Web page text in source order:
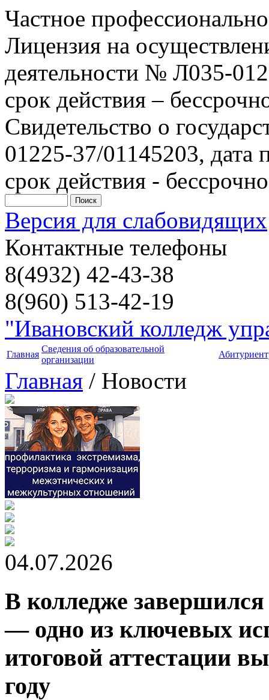
Частное
Лицензия на
деятельности № Л035-
срок действия –
Свидетельство о
01225-37/01145203, дата
срок действия - бессрочно
Версия для слабовидящих
Контактные телефоны
8(4932) 42-43-38
8(960) 513-42-19
"Ивановский колледж
Главная
Сведения об образовательной
организации
Главная / Новости
04.07.2026
В колледже
— одно из ключевых
итоговой аттестации
году